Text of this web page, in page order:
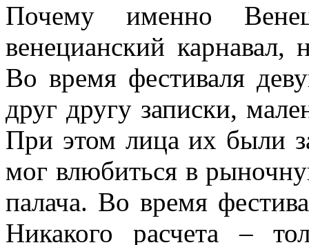
Почему именно
венецианский
Во время фестиваля
друг другу записки,
При этом лица их были
мог влюбиться в
палача. Во время
Никакого расчета –